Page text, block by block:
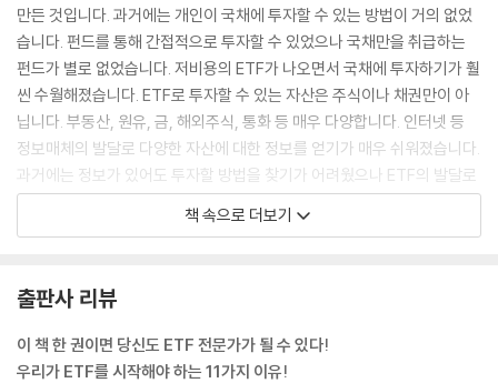
만든 것입니다. 과거에는 개인이 국채에 투자할 수 있는 방법이 거의 없었
습니다. 펀드를 통해 간접적으로 투자할 수 있었으나 국채만을 취급하는
펀드가 별로 없었습니다. 저비용의 ETF가 나오면서 국채에 투자하기가 훨
씬 수월해졌습니다. ETF로 투자할 수 있는 자산은 주식이나 채권만이 아
닙니다. 부동산, 원유, 금, 해외주식, 통화 등 매우 다양합니다. 인터넷 등
정보매체의 발달로 다양한 자산에 대한 정보를 얻기가 매우 쉬워졌습니다.
과거에는 정보가 있어도 투자할 방법을 찾기가 어려웠으나 ETF의 발달로
다양한 국가의 다양한 자산에 대해 투자할 수 있게 됐습니다.
전산시스템이 잘 되어 있고 거래수수료가 저렴한 곳이면 어디든지 무난합
니다. 감독기관의 관리 등으로 대부분 증권회사의 전산시스템은 상향평준
화되어 있습니다. 다만 중소형 증권사보다는 대형사가 상대적으로 안정적
책 속으로 더보기
출판사 리뷰
이 책 한 권이면 당신도 ETF 전문가가 될 수 있다!
우리가 ETF를 시작해야 하는 11가지 이유!